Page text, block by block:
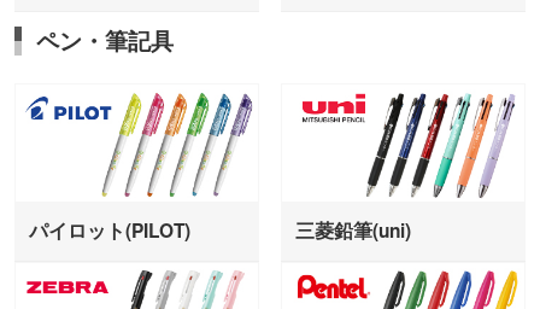
ペン・筆記具
パイロット(PILOT) 三菱鉛筆(uni)